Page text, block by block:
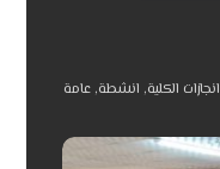
انجازات الكلية, انشطة,عامة